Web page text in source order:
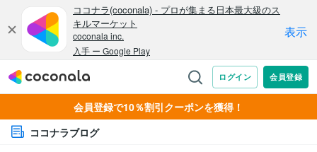
会員登録で10％割引クーポンを獲得！
ココナラブログ